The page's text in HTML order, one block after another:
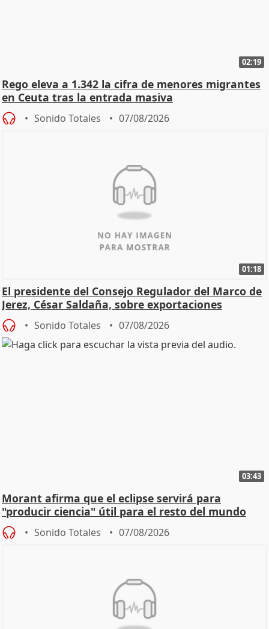
02:19
Rego eleva a 1.342 la cifra de menores migrantes
en Ceuta tras la entrada masiva
Sonido Totales 07/08/2026
01:18
El presidente del Consejo Regulador del Marco de
Jerez, César Saldaña, sobre exportaciones
Sonido Totales 07/08/2026
03:43
Morant afirma que el eclipse servirá para
"producir ciencia" útil para el resto del mundo
Sonido Totales 07/08/2026